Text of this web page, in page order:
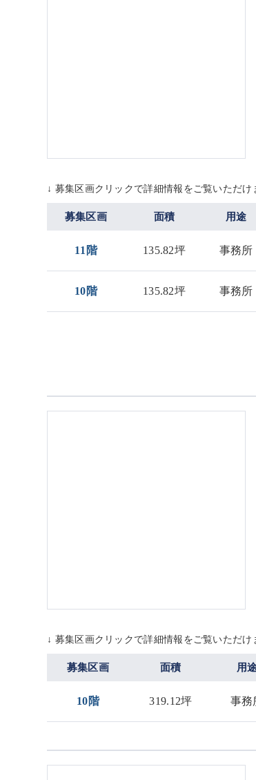
↓ 募集区画クリックで詳細情報をご覧いただけ
募集区画 面積 用途
11階 135.82坪 事務所
10階 135.82坪 事務所
↓ 募集区画クリックで詳細情報をご覧いただけ
募集区画 面積 用
10階 319.12坪 事務